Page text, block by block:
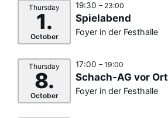
Thursday
1.
October
19:30 – 23:00
Spielabend
Foyer in der Festhalle
Thursday
8.
October
17:00 – 19:00
Schach-AG vor Ort
Foyer in der Festhalle